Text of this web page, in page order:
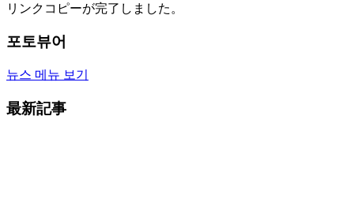
リンクコピーが完了しました。
포토뷰어
뉴스 메뉴 보기
最新記事